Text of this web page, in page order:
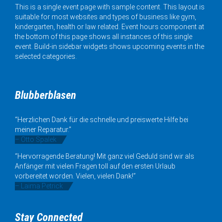
This is a single event page with sample content. This layout is
suitable for most websites and types of business like gym,
kindergarten, health or law related. Event hours component at
the bottom of this page shows all instances of this single
event. Build-in sidebar widgets shows upcoming events in the
selected categories.
Blubberblasen
“Herzlichen Dank für die schnelle und preiswerte Hilfe bei
meiner Reparatur.”
– Otto Spalek
“Hervorragende Beratung! Mit ganz viel Geduld sind wir als
Anfänger mit vielen Fragen toll auf den ersten Urlaub
vorbereitet worden. Vielen, vielen Dank!”
– Laima Petrick
Stay Connected